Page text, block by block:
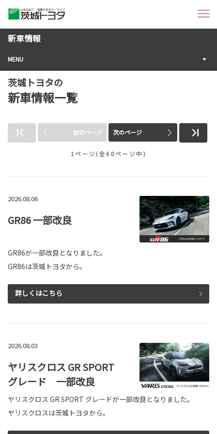
新車情報
MENU
茨城トヨタの
新車情報一覧
前のページ 次のページ
1ページ(全60ページ中)
2026.08.06
GR86 一部改良
GR86が一部改良となりました。
GR86は茨城トヨタから。
詳しくはこちら
2026.08.03
ヤリスクロス GR SPORT
グレード 一部改良
ヤリスクロス GR SPORT グレードが一部改良となりました。
ヤリスクロスは茨城トヨタから。